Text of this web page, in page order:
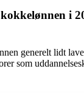
i
generelt lidt
som